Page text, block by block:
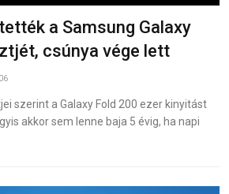
a Samsung Galaxy
csúnya vége lett
szerint a Galaxy Fold 200 ezer kinyitást
akkor sem lenne baja 5 évig, ha napi